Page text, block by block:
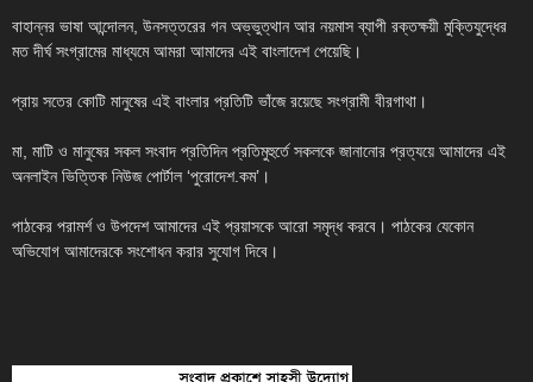
বাহান্নর ভাষা আন্দোলন, উনসত্তরের গন অভ্ভুত্থান আর নয়মাস ব্যাপী রক্তক্ষয়ী মুক্তিযুদ্ধের
মত দীর্ঘ সংগ্রামের মাধ্যমে আমরা আমাদের এই বাংলাদেশ পেয়েছি।
প্রায় সতের কোটি মানুষের এই বাংলার প্রতিটি ভাঁজে রয়েছে সংগ্রামী বীরগাথা।
মা, মাটি ও মানুষের সকল সংবাদ প্রতিদিন প্রতিমুহুর্তে সকলকে জানানোর প্রত্যয়ে আমাদের এই
অনলাইন ভিত্তিক নিউজ পোর্টাল ‘পুরোদেশ.কম’।
পাঠকের পরামর্শ ও উপদেশ আমাদের এই প্রয়াসকে আরো সমৃদ্ধ করবে। পাঠকের যেকোন
অভিযোগ আমাদেরকে সংশোধন করার সুযোগ দিবে।